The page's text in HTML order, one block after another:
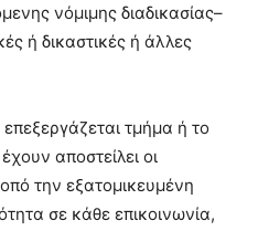
νόμιμης διαδικασίας–
ή δικαστικές ή άλλες
τμήμα ή το
αποστείλει οι
την εξατομικευμένη
σε κάθε επικοινωνία,